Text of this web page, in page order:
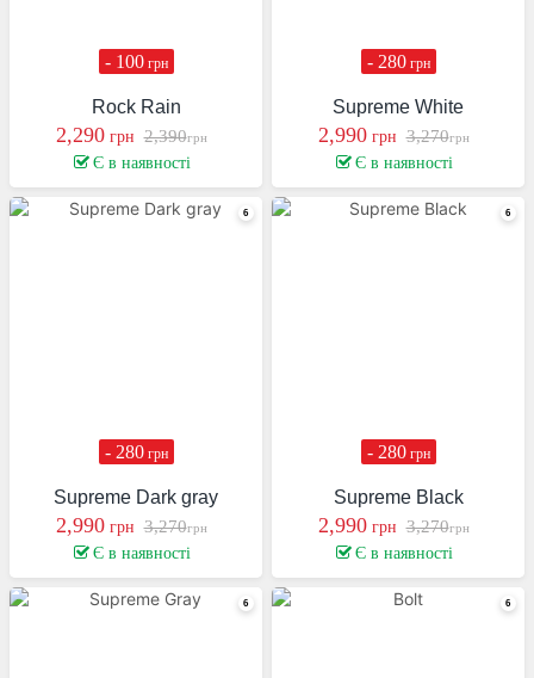
Rock Rain
2,290грн 2,390грн
- 100грн
Є в наявності
Supreme White
2,990грн 3,270грн
- 280грн
Є в наявності
Supreme Dark gray
2,990грн 3,270грн
- 280грн
Є в наявності
Supreme Black
2,990грн 3,270грн
- 280грн
Є в наявності